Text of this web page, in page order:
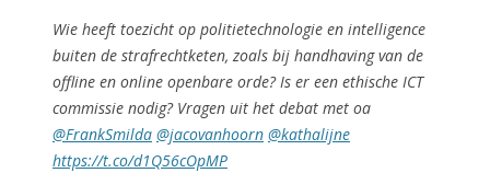
Wie heeft toezicht op politietechnologie en intelligence
buiten de strafrechtketen, zoals bij handhaving van de
offline en online openbare orde? Is er een ethische ICT
commissie nodig? Vragen uit het debat met oa
@FrankSmilda @jacovanhoorn @kathalijne
https://t.co/d1Q56cOpMP